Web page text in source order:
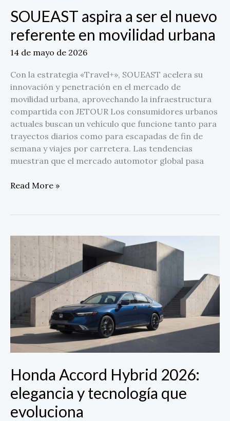
SOUEAST aspira a ser el nuevo
referente en movilidad urbana
14 de mayo de 2026
Con la estrategia «Travel+», SOUEAST acelera su
innovación y penetración en el mercado de
movilidad urbana, aprovechando la infraestructura
compartida con JETOUR Los consumidores urbanos
actuales buscan un vehículo que funcione tanto para
trayectos diarios como para escapadas de fin de
semana y viajes por carretera. Las tendencias
muestran que el mercado automotor global pasa
Read More »
Honda Accord Hybrid 2026:
elegancia y tecnología que
evoluciona
Honda
Accord
Hybrid
2026:
elegancia
tecnología
que
evoluciona